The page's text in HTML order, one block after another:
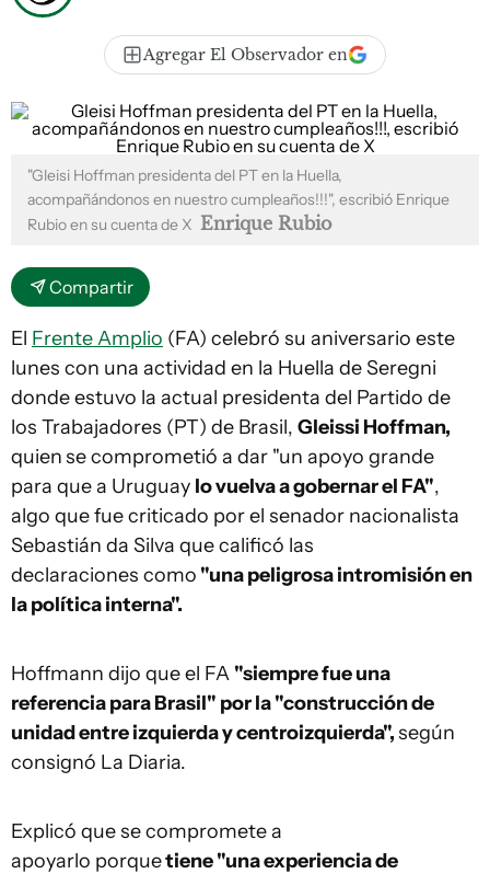
Agregar El Observador en
"Gleisi Hoffman presidenta del PT en la Huella,
acompañándonos en nuestro cumpleaños!!!", escribió Enrique
Rubio en su cuenta de X Enrique Rubio
Compartir
El Frente Amplio (FA) celebró su aniversario este
lunes con una actividad en la Huella de Seregni
donde estuvo la actual presidenta del Partido de
los Trabajadores (PT) de Brasil, Gleissi Hoffman,
quiense comprometió a dar "un apoyo grande
para que a Uruguay lo vuelva a gobernar el FA",
algo que fue criticado por el senador nacionalista
Sebastián da Silva que calificó las
declaraciones como "una peligrosa intromisión en
la política interna".
Hoffmann dijo que el FA "siempre fue una
referencia para Brasil" por la "construcción de
unidad entre izquierda y centroizquierda",según
consignó La Diaria.
Explicó que se compromete a
apoyarlo porquetiene "una experiencia de